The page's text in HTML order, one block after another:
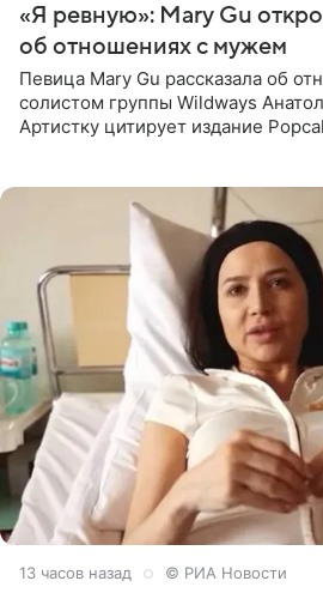
«Я ревную»: Mary Gu
об отношениях с мужем
Певица Mary Gu рассказала об
солистом группы Wildways
Артистку цитирует издание
13 часов назад © РИА Новости